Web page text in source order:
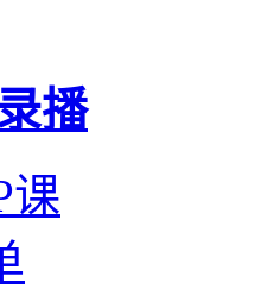
播
课